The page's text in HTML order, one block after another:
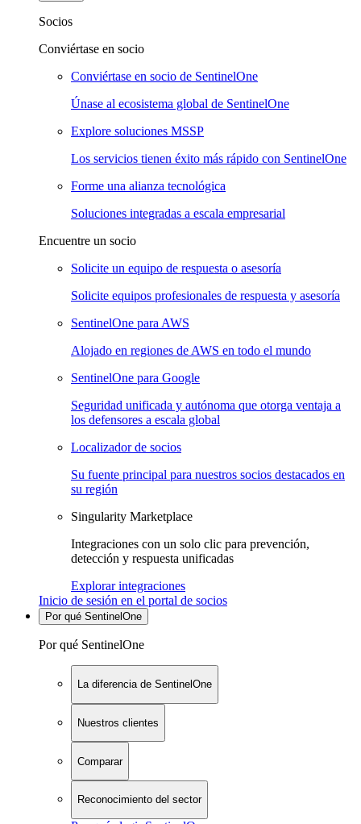
Socios
Conviértase en socio
Conviértase en socio de SentinelOne
Únase al ecosistema global de SentinelOne
Explore soluciones MSSP
Los servicios tienen éxito más rápido con SentinelOne
Forme una alianza tecnológica
Soluciones integradas a escala empresarial
Encuentre un socio
Solicite un equipo de respuesta o asesoría
Solicite equipos profesionales de respuesta y asesoría
SentinelOne para AWS
Alojado en regiones de AWS en todo el mundo
SentinelOne para Google
Seguridad unificada y autónoma que otorga ventaja a
los defensores a escala global
Localizador de socios
Su fuente principal para nuestros socios destacados en
su región
Singularity Marketplace
Integraciones con un solo clic para prevención,
detección y respuesta unificadas
Explorar integraciones
Inicio de sesión en el portal de socios
Por qué SentinelOne
Por qué SentinelOne
La diferencia de SentinelOne
Nuestros clientes
Comparar
Reconocimiento del sector